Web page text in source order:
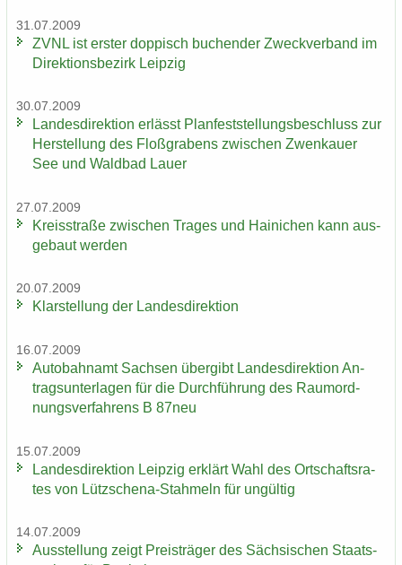
31.07.2009
ZVNL ist ers­ter dop­pisch bu­chen­der Zweck­ver­band im
Di­rek­ti­ons­be­zirk Leip­zig
30.07.2009
Lan­des­di­rek­ti­on er­lässt Plan­fest­stel­lungs­be­schluss zur
Her­stel­lung des Floß­gra­bens zwi­schen Zwenkau­er
See und Wald­bad Lauer
27.07.2009
Kreis­stra­ße zwi­schen Tra­ges und Hai­ni­chen kann aus­
ge­baut wer­den
20.07.2009
Klar­stel­lung der Lan­des­di­rek­ti­on
16.07.2009
Au­to­bahn­amt Sach­sen über­gibt Lan­des­di­rek­ti­on An­
trags­un­ter­la­gen für die Durch­füh­rung des Raum­ord­
nungs­ver­fah­rens B 87neu
15.07.2009
Lan­des­di­rek­ti­on Leip­zig er­klärt Wahl des Ort­schafts­ra­
tes von Lützschena-​Stahmeln für un­gül­tig
14.07.2009
Aus­stel­lung zeigt Preis­trä­ger des Säch­si­schen Staats­